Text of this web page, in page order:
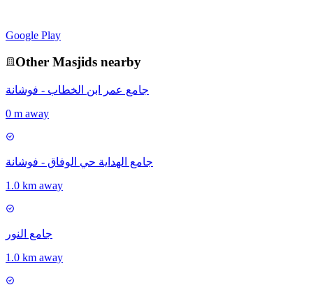
Google Play
Other Masjids nearby
جامع عمر ابن الخطاب - فوشانة
0 m away
جامع الهداية حي الوفاق - فوشانة
1.0 km away
جامع النور
1.0 km away